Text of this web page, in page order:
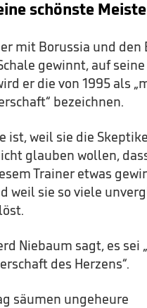
schönste
mit Borussia und den
gewinnt, auf
er die von 1995 als
bezeichnen.
ist, weil sie die
glauben wollen,
Trainer etwas
weil sie so viele
Niebaum sagt, es sei
des Herzens“.
säumen ungeheure